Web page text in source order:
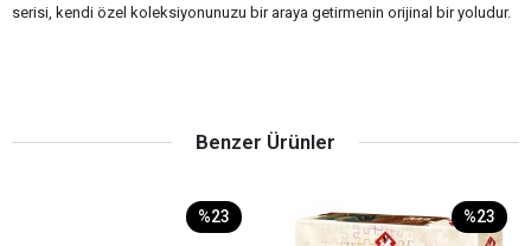
serisi, kendi özel koleksiyonunuzu bir araya getirmenin orijinal bir yoludur.
Benzer Ürünler
%23 %23